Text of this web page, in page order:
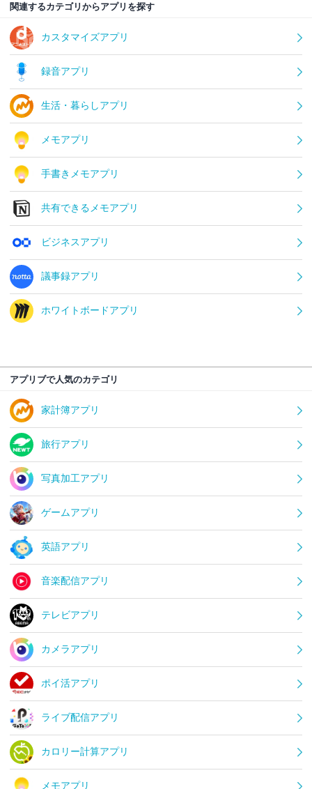
関連するカテゴリからアプリを探す
カスタマイズアプリ
録音アプリ
生活・暮らしアプリ
メモアプリ
手書きメモアプリ
共有できるメモアプリ
ビジネスアプリ
議事録アプリ
ホワイトボードアプリ
アプリブで人気のカテゴリ
家計簿アプリ
旅行アプリ
写真加工アプリ
ゲームアプリ
英語アプリ
音楽配信アプリ
テレビアプリ
カメラアプリ
ポイ活アプリ
ライブ配信アプリ
カロリー計算アプリ
メモアプリ